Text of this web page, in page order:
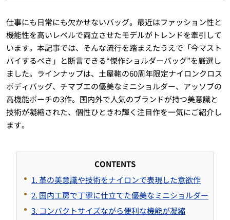
仕事にも日常にも欠かせないバッグ。最近はファッション性と
機能性を高いレベルで両立させたモデルがトレンドを牽引して
います。本記事では、そんな流行を踏まえたうえで「今マスト
バイするべき」と断言できる“傑作ショルダーバッグ”を厳選し
ました。ラインナップは、土屋鞄の60周年限定ナイロンクロス
ボディバッグ、チマブエの優美なミニショルダー、アッソブの
高機能ポーチの3作。国内外で人気のブランドが持つ美意識と
技術が凝縮された、個性ひときわ輝く注目作を一気にご紹介し
ます。
CONTENTS
1.革の美意識や技術をナイロンで表現した意欲作
2. 国内工房で丁寧に仕立てた優美なミニショルダー
3. コンパクトサイズながら便利な機能が凝縮